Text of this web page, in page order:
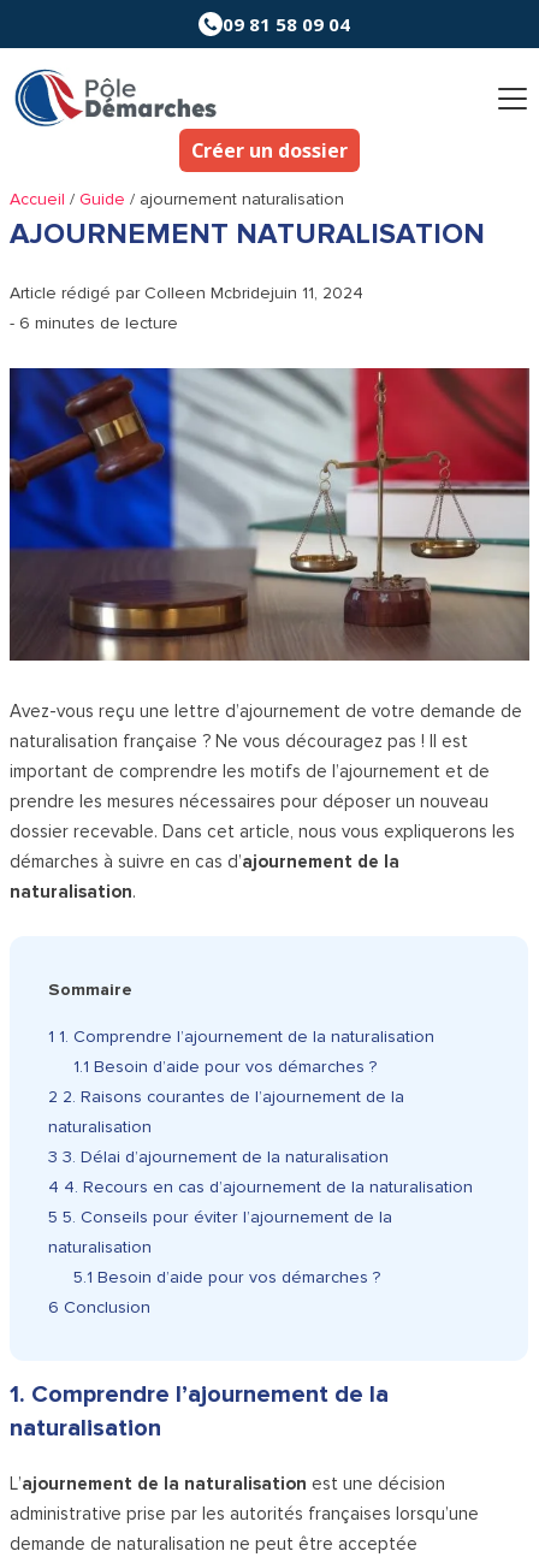
au
contenu
09 81 58 09 04
Créer un dossier
Accueil /Guide / ajournement naturalisation
AJOURNEMENT NATURALISATION
Article rédigé par Colleen Mcbridejuin 11, 2024
- 6 minutes de lecture
Avez-vous reçu une lettre d’ajournement de votre demande de
naturalisation française ? Ne vous découragez pas ! Il est
important de comprendre les motifs de l’ajournement et de
prendre les mesures nécessaires pour déposer un nouveau
dossier recevable. Dans cet article, nous vous expliquerons les
démarches à suivre en cas d’ajournement de la
naturalisation.
Sommaire
1 1. Comprendre l’ajournement de la naturalisation
1.1 Besoin d’aide pour vos démarches ?
2 2. Raisons courantes de l’ajournement de la
naturalisation
3 3. Délai d’ajournement de la naturalisation
4 4. Recours en cas d’ajournement de la naturalisation
5 5. Conseils pour éviter l’ajournement de la
naturalisation
5.1 Besoin d’aide pour vos démarches ?
6 Conclusion
1. Comprendre l’ajournement de la
naturalisation
L’ajournement de la naturalisation est une décision
administrative prise par les autorités françaises lorsqu’une
demande de naturalisation ne peut être acceptée